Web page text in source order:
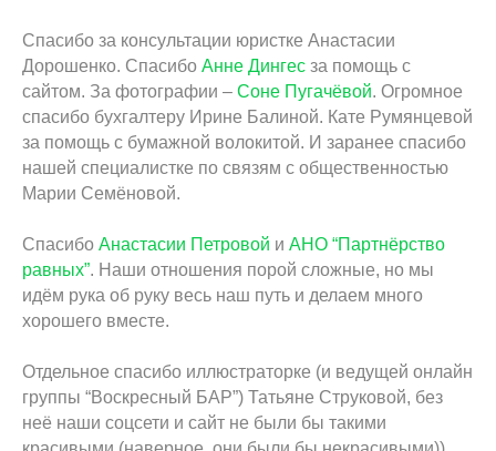
Спасибо за консультации юристке Анастасии
Дорошенко. Спасибо Анне Дингес за помощь с
сайтом. За фотографии – Соне Пугачёвой. Огромное
спасибо бухгалтеру Ирине Балиной. Кате Румянцевой
за помощь с бумажной волокитой. И заранее спасибо
нашей специалистке по связям с общественностью
Марии Семёновой.
Спасибо Анастасии Петровой и АНО “Партнёрство
равных”. Наши отношения порой сложные, но мы
идём рука об руку весь наш путь и делаем много
хорошего вместе.
Отдельное спасибо иллюстраторке (и ведущей онлайн
группы “Воскресный БАР”) Татьяне Струковой, без
неё наши соцсети и сайт не были бы такими